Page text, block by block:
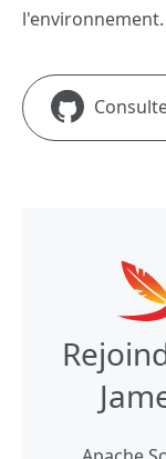
l'environnement.